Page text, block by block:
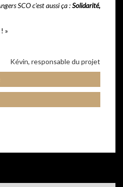
SCO c’est aussi ça :Solidarité,
»
Kévin, responsable du projet